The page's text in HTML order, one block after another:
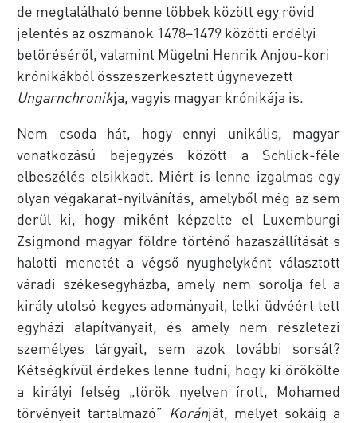
de megtalálható benne többek között egy rövid
jelentés az oszmánok 1478–1479 közötti erdélyi
betöréséről, valamint Mügelni Henrik Anjou-kori
krónikákból összeszerkesztett úgynevezett
Ungarnchronikja, vagyis magyar krónikája is.
Nem csoda hát, hogy ennyi unikális, magyar
vonatkozású bejegyzés között a Schlick-féle
elbeszélés elsikkadt. Miért is lenne izgalmas egy
olyan végakarat-nyilvánítás, amelyből még az sem
derül ki, hogy miként képzelte el Luxemburgi
Zsigmond magyar földre történő hazaszállítását s
halotti menetét a végső nyughelyként választott
váradi székesegyházba, amely nem sorolja fel a
király utolsó kegyes adományait, lelki üdvéért tett
egyházi alapítványait, és amely nem részletezi
személyes tárgyait, sem azok további sorsát?
Kétségkívül érdekes lenne tudni, hogy ki örökölte
a királyi felség „török nyelven írott, Mohamed
törvényeit tartalmazó” Koránját, melyet sokáig a